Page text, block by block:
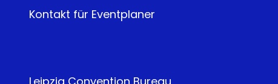
Kontakt für Eventplaner